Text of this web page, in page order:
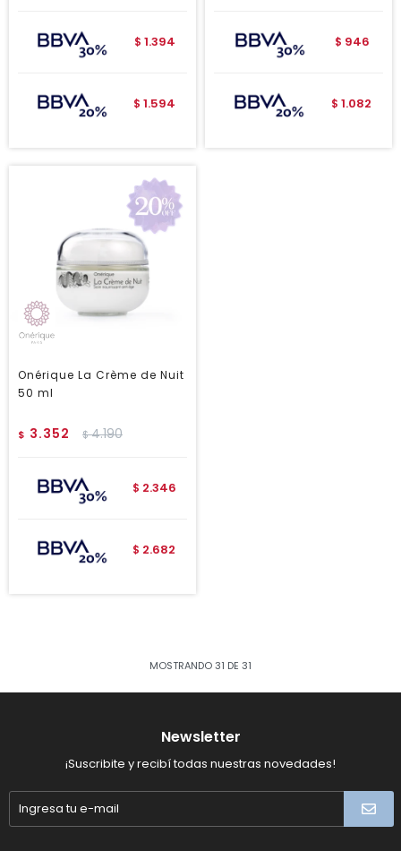
$ 1.394
$ 1.594
$ 946
$ 1.082
Onérique La Crème de Nuit
50 ml
$ 3.352 $4.190
$ 2.346
$ 2.682
MOSTRANDO31 DE 31
Newsletter
¡Suscribite y recibí todas nuestras novedades!